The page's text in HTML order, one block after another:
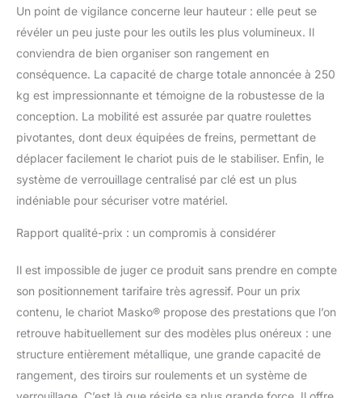
Un point de vigilance concerne leur hauteur : elle peut se
révéler un peu juste pour les outils les plus volumineux. Il
conviendra de bien organiser son rangement en
conséquence. La capacité de charge totale annoncée à 250
kg est impressionnante et témoigne de la robustesse de la
conception. La mobilité est assurée par quatre roulettes
pivotantes, dont deux équipées de freins, permettant de
déplacer facilement le chariot puis de le stabiliser. Enfin, le
système de verrouillage centralisé par clé est un plus
indéniable pour sécuriser votre matériel.
Rapport qualité-prix : un compromis à considérer
Il est impossible de juger ce produit sans prendre en compte
son positionnement tarifaire très agressif. Pour un prix
contenu, le chariot Masko® propose des prestations que l’on
retrouve habituellement sur des modèles plus onéreux : une
structure entièrement métallique, une grande capacité de
rangement, des tiroirs sur roulements et un système de